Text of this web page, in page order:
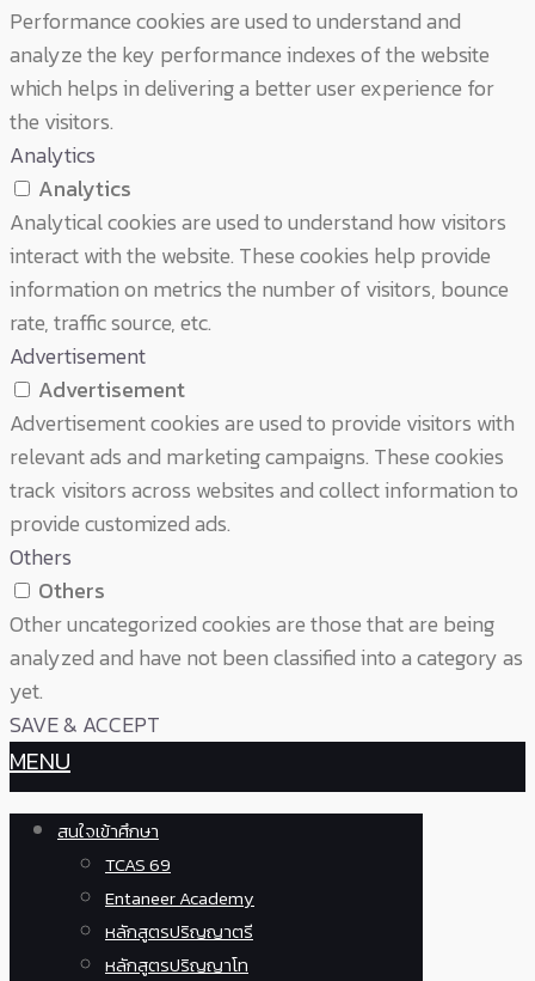
Performance cookies are used to understand and
analyze the key performance indexes of the website
which helps in delivering a better user experience for
the visitors.
Analytics
Analytics
Analytical cookies are used to understand how visitors
interact with the website. These cookies help provide
information on metrics the number of visitors, bounce
rate, traffic source, etc.
Advertisement
Advertisement
Advertisement cookies are used to provide visitors with
relevant ads and marketing campaigns. These cookies
track visitors across websites and collect information to
provide customized ads.
Others
Others
Other uncategorized cookies are those that are being
analyzed and have not been classified into a category as
yet.
SAVE & ACCEPT
MENU
สนใจเข้าศึกษา
TCAS 69
Entaneer Academy
หลักสูตรปริญญาตรี
หลักสูตรปริญญาโท